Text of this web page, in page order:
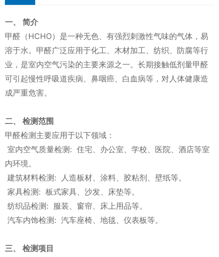
一、 简介
甲醛（HCHO）是一种无色、有强烈刺激性气味的气体，易
溶于水。甲醛广泛应用于化工、木材加工、纺织、防腐等行
业，是室内空气污染的主要来源之一。长期接触低剂量甲醛
可引起慢性呼吸道疾病、鼻咽癌、白血病等，对人体健康造
成严重危害。
二、 检测范围
甲醛检测主要应用于以下领域：
室内空气质量检测: 住宅、办公室、学校、医院、酒店等室
内环境。
建筑材料检测: 人造板材、涂料、胶粘剂、壁纸等。
家具检测: 板式家具、沙发、床垫等。
纺织品检测: 服装、窗帘、床上用品等。
汽车内饰检测: 汽车座椅、地毯、仪表板等。
三、 检测项目